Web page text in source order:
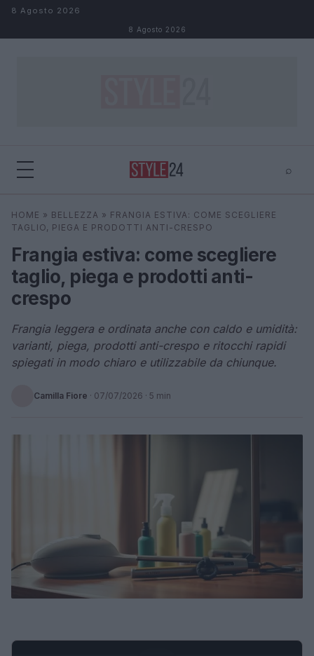
Salta al contenuto
8 Agosto 2026
8 Agosto 2026
⌕
Cerca ⌕
HOME » BELLEZZA » FRANGIA ESTIVA: COME SCEGLIERE
TAGLIO, PIEGA E PRODOTTI ANTI-CRESPO
Frangia estiva: come scegliere
taglio, piega e prodotti anti-
crespo
Frangia leggera e ordinata anche con caldo e umidità:
varianti, piega, prodotti anti-crespo e ritocchi rapidi
spiegati in modo chiaro e utilizzabile da chiunque.
Camilla Fiore · 07/07/2026 · 5 min